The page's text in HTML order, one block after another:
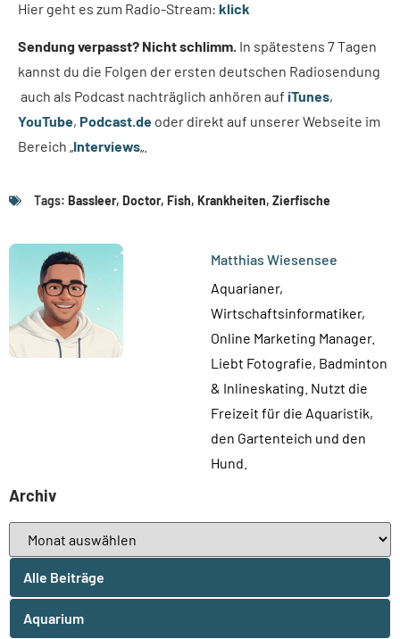
Hier geht es zum Radio-Stream: klick
Sendung verpasst? Nicht schlimm. In spätestens 7 Tagen
kannst du die Folgen der ersten deutschen Radiosendung
auch als Podcast nachträglich anhören auf iTunes,
YouTube, Podcast.de oder direkt auf unserer Webseite im
Bereich „Interviews„.
Tags: Bassleer, Doctor, Fish, Krankheiten, Zierfische
Matthias Wiesensee
Aquarianer,
Wirtschaftsinformatiker,
Online Marketing Manager.
Liebt Fotografie, Badminton
& Inlineskating. Nutzt die
Freizeit für die Aquaristik,
den Gartenteich und den
Hund.
Archiv
Alle Beiträge
Aquarium